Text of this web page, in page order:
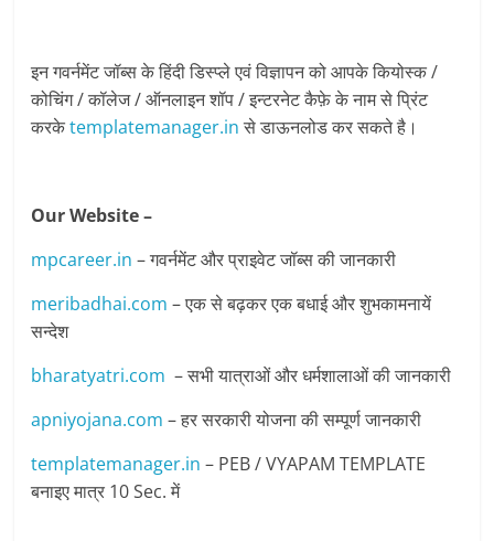
इन गवर्नमेंट जॉब्स के हिंदी डिस्प्ले एवं विज्ञापन को आपके कियोस्क /
कोचिंग / कॉलेज / ऑनलाइन शॉप / इन्टरनेट कैफ़े के नाम से प्रिंट
करकेtemplatemanager.inसे डाऊनलोड कर सकते है।
Our Website –
mpcareer.in – गवर्नमेंट और प्राइवेट जॉब्‍स की जानकारी
meribadhai.com – एक से बढ़कर एक बधाई और शुभकामनायें
सन्देश
bharatyatri.com – सभी यात्राओं और धर्मशालाओं की जानकारी
apniyojana.com – हर सरकारी योजना की सम्पूर्ण जानकारी
templatemanager.in – PEB / VYAPAM TEMPLATE
बनाइए मात्र 10 Sec. में